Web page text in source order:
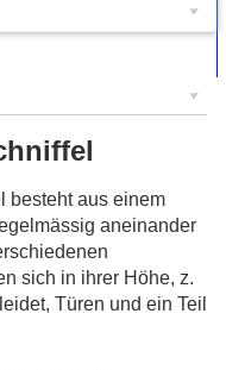
besteht aus einem
aneinander
sich in ihrer Höhe, z.
Türen und ein Teil